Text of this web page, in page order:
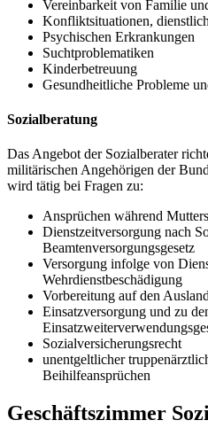
Vereinbarkeit von Familie
Konfliktsituationen,
Psychischen Erkrankungen
Suchtproblematiken
Kinderbetreuung
Gesundheitliche Probleme
Sozialberatung
Das Angebot der Sozialberater
militärischen Angehörigen der
wird tätig bei Fragen zu:
Ansprüchen während
Dienstzeitversorgung nach
Beamtenversorgungsgesetz
Versorgung infolge von
Wehrdienstbeschädigung
Vorbereitung auf den
Einsatzversorgung und zu
Sozialversicherungsrecht
unentgeltlicher
Beihilfeansprüchen
Geschäftszimmer